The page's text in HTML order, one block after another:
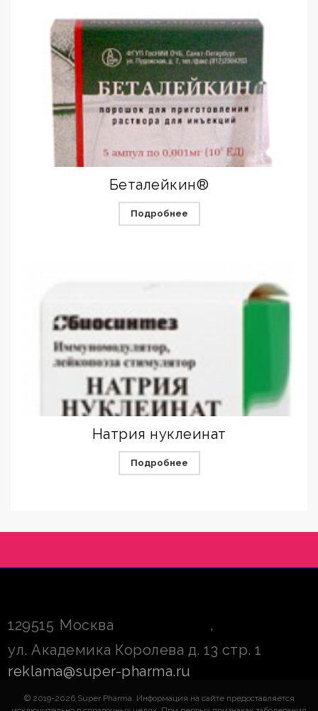
Беталейкин®
Подробнее
Натрия нуклеинат
Подробнее
129515 Москва
,
ул. Академика Королева д. 13 стр. 1
reklama@super-pharma.ru
© 2019-2026 Super Pharma. Информация на сайте предоставляется